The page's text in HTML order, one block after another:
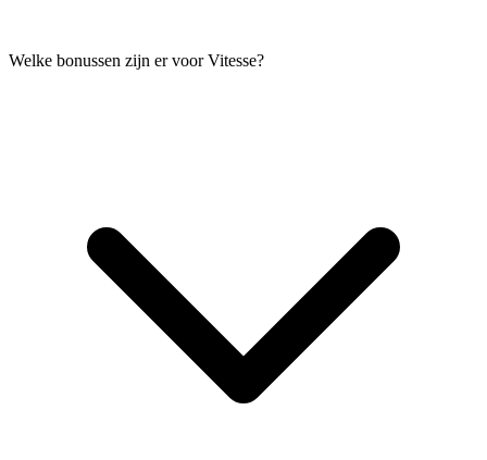
Welke bonussen zijn er voor Vitesse?